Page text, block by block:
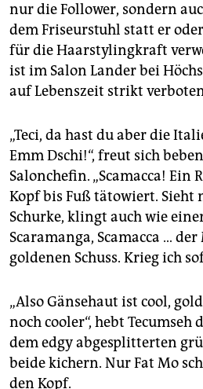
nur die Follower, sondern
dem Friseurstuhl statt er
für die Haarstylingkraft
ist im Salon Lander bei
auf Lebenszeit strikt
„Teci, da hast du aber die
Emm Dschi!“, freut sich
Salonchefin. „Scamacca! Ein
Kopf bis Fuß tätowiert. Sieht
Schurke, klingt auch wie
Scaramanga, Scamacca …
goldenen Schuss. Krieg ich
„Also Gänsehaut ist cool,
noch cooler“, hebt
dem edgy abgesplitterten
beide kichern. Nur Fat Mo
den Kopf.